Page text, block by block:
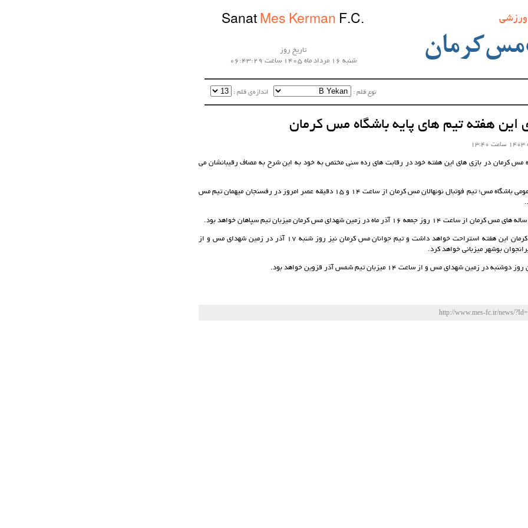
ورزشی Sanat Mes Kerman F.C.
تاریخ روز
شنبه 16 مرداد ماه 1405 ساعت 06:43:29
نوع قلم :‌ اندازه‌ی قلم :‌
این هفته تیم های پایه باشگاه مس کرمان
مس کرمان در بازی های این هفته خود در رقابت های رده سنی مختص به خود به این شرح به مصاف رقیبانشان می
به گزارش روابط عمومی باشگاه مس؛ تیم فوتبال نونهالان مس کرمان از ساعت 14 و 15 دقیقه عصر امروز در رفسنجان میهمان تیم مس
تیم نوجوانان مس کرمان این هفته استراحت خواهد داشت و تیم جوانان مس کرمان نیز روز شنبه 17 آذر در زمین شهدای مس و از
در زمین شهدای مس و از ساعت 14 میزبان تیم شمس آذر قزوین خواهد بود.